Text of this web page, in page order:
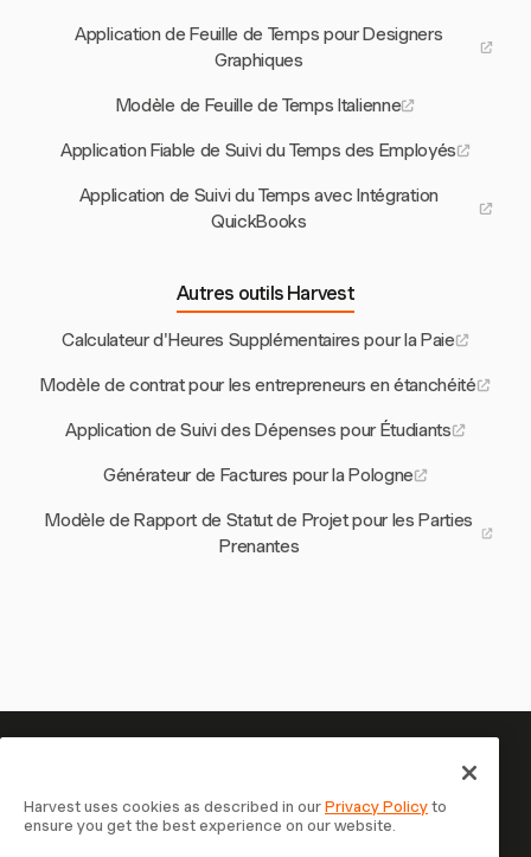
Application de Feuille de Temps pour Designers
Graphiques
Modèle de Feuille de Temps Italienne
Application Fiable de Suivi du Temps des Employés
Application de Suivi du Temps avec Intégration
QuickBooks
Autres outils Harvest
Calculateur d'Heures Supplémentaires pour la Paie
Modèle de contrat pour les entrepreneurs en étanchéité
Application de Suivi des Dépenses pour Étudiants
Générateur de Factures pour la Pologne
Modèle de Rapport de Statut de Projet pour les Parties
Prenantes
Votre temps mérite d'être suivi
— commencez maintenant
Rejoignez plus de 70 000 entreprises qui suivent leur
Harvest uses cookies as described in ourPrivacy Policyto
ensure you get the best experience on our website.